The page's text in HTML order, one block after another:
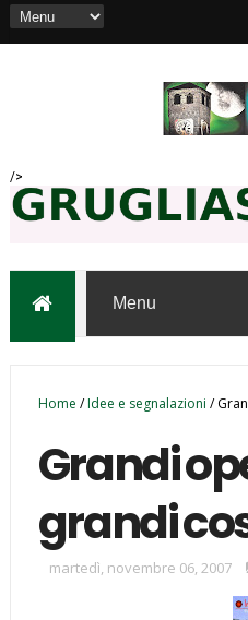
/>
Home /Idee e segnalazioni /
Grandi
grandi
martedì, novembre 06, 2007